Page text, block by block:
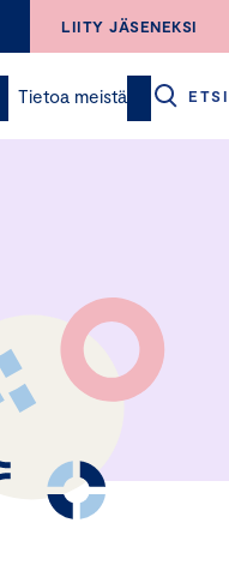
LIITY JÄSENEKSI
Tietoa meistä ETSI